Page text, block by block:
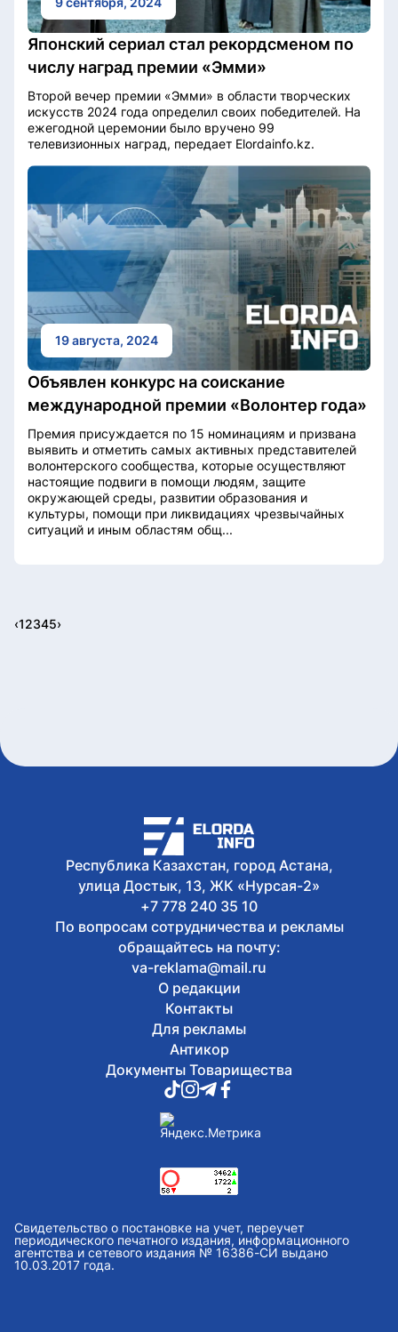
Японский сериал стал рекордсменом по
числу наград премии «Эмми»
Второй вечер премии «Эмми» в области творческих
искусств 2024 года определил своих победителей. На
ежегодной церемонии было вручено 99
телевизионных наград, передает Elordainfo.kz.
19 августа, 2024
Объявлен конкурс на соискание
международной премии «Волонтер года»
Премия присуждается по 15 номинациям и призвана
выявить и отметить самых активных представителей
волонтерского сообщества, которые осуществляют
настоящие подвиги в помощи людям, защите
окружающей среды, развитии образования и
культуры, помощи при ликвидациях чрезвычайных
ситуаций и иным областям общ...
‹12345›
Республика Казахстан, город Астана,
улица Достык, 13, ЖК «Нурсая-2»
+7 778 240 35 10
По вопросам сотрудничества и рекламы
обращайтесь на почту:
va-reklama@mail.ru
О редакции
Контакты
Для рекламы
Антикор
Документы Товарищества
Свидетельство о постановке на учет, переучет
периодического печатного издания, информационного
агентства и сетевого издания № 16386-СИ выдано
10.03.2017 года.